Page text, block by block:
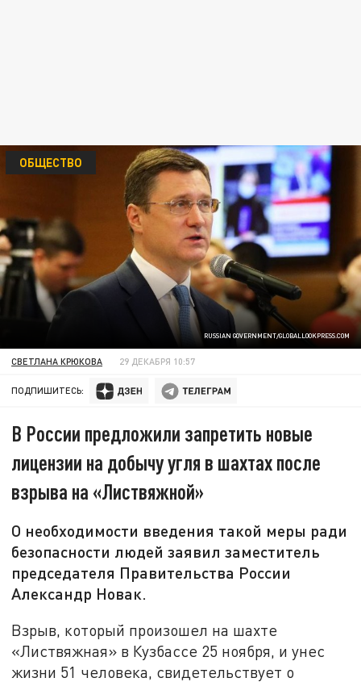
RUSSIAN GOVERNMENT/GLOBALLOOKPRESS.COM
ОБЩЕСТВО
СВЕТЛАНА КРЮКОВА 29 ДЕКАБРЯ 10:57
ПОДПИШИТЕСЬ:
В России предложили запретить новые
лицензии на добычу угля в шахтах после
взрыва на «Листвяжной»
О необходимости введения такой меры ради
безопасности людей заявил заместитель
председателя Правительства России
Александр Новак.
Взрыв, который произошел на шахте
«Листвяжная» в Кузбассе 25 ноября, и унес
жизни 51 человека, свидетельствует о